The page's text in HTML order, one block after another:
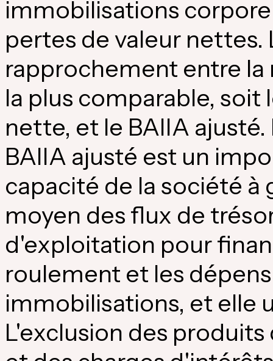
immobilisations
pertes de valeur
rapprochement entre la
la plus comparable,
nette, et le BAIIA
BAIIA ajusté est un
capacité de la société à
moyen des flux de
d'exploitation pour
roulement et les
immobilisations, et elle
L'exclusion des